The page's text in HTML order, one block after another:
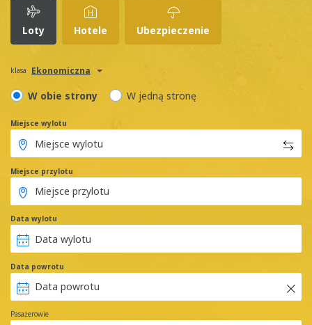
Loty Hotele Ubezpieczenie
klasa Ekonomiczna
W obie strony W jedną stronę
Miejsce wylotu
Miejsce przylotu
Data wylotu
Data powrotu
Pasażerowie